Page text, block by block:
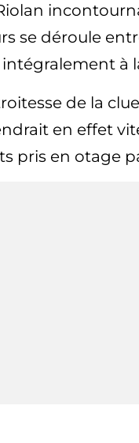
se déroule
à
de la
en effet
pris en otage